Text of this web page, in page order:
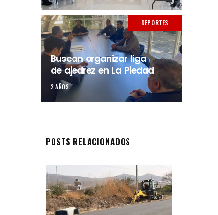
DEPORTES
Buscan organizar liga
de ajedrez en La Piedad
2 AÑOS.
POSTS RELACIONADOS